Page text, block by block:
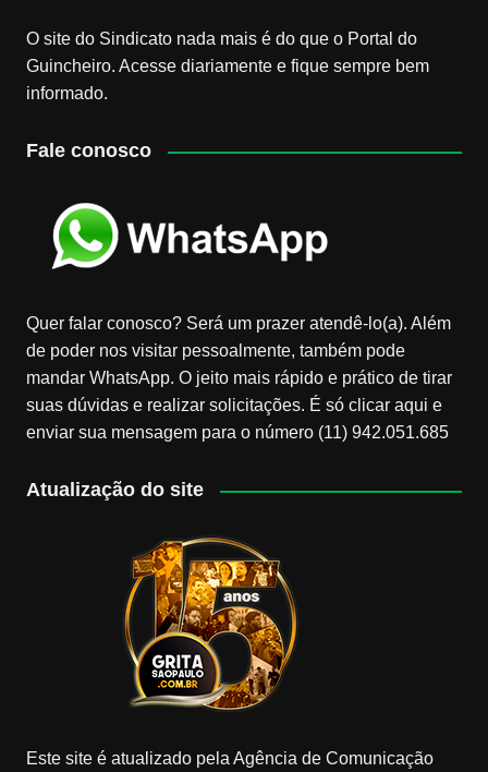
O site do Sindicato nada mais é do que o Portal do
Guincheiro. Acesse diariamente e fique sempre bem
informado.
Fale conosco
Quer falar conosco? Será um prazer atendê-lo(a). Além
de poder nos visitar pessoalmente, também pode
mandar WhatsApp. O jeito mais rápido e prático de tirar
suas dúvidas e realizar solicitações. É só clicar aqui e
enviar sua mensagem para o número (11) 942.051.685
Atualização do site
Este site é atualizado pela Agência de Comunicação